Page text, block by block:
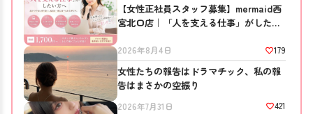
【女性正社員スタッフ募集】mermaid西
宮北口店｜「人を支える仕事」がしたい
2026年8月4日 179
女性たちの報告はドラマチック、私の報
告はまさかの空振り
2026年7月31日 421